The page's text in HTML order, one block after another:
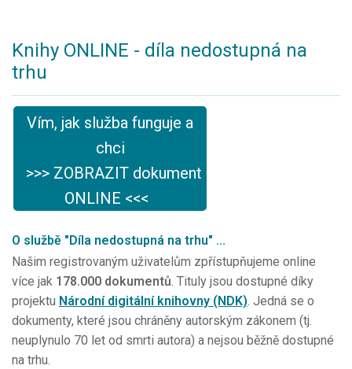
Knihy ONLINE - díla nedostupná na
trhu
Vím, jak služba funguje a
chci
>>> ZOBRAZIT dokument
ONLINE <<<
O službě "Díla nedostupná na trhu" ...
Našim registrovaným uživatelům zpřístupňujeme online
více jak 178.000 dokumentů. Tituly jsou dostupné díky
projektu Národní digitální knihovny (NDK). Jedná se o
dokumenty, které jsou chráněny autorským zákonem (tj.
neuplynulo 70 let od smrti autora) a nejsou běžně dostupné
na trhu.